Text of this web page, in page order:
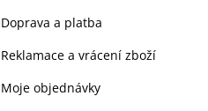
Doprava a platba
Reklamace a vrácení zboží
Moje objednávky